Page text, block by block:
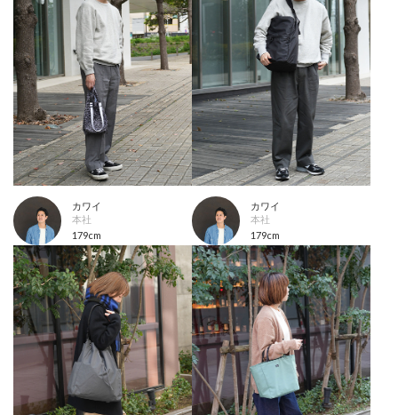
カワイ
本社
179cm
カワイ
本社
179cm